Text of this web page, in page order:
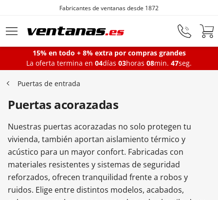
Ir al contenido principal
Fabricantes de ventanas desde 1872
Ventanas
Balconeras
Puertas Entrada
Puertas de garaje
15% en todo + 8% extra por compras grandes
La oferta termina en 04días 03horas 08min. 46seg.
Puertas de entrada
Puertas acorazadas
Nuestras puertas acorazadas no solo protegen tu
vivienda, también aportan aislamiento térmico y
acústico para un mayor confort. Fabricadas con
materiales resistentes y sistemas de seguridad
reforzados, ofrecen tranquilidad frente a robos y
ruidos. Elige entre distintos modelos, acabados,